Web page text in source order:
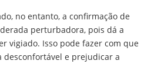
no entanto, a confirmação de
perturbadora, pois dá a
vigiado. Isso pode fazer com que
desconfortável e prejudicar a